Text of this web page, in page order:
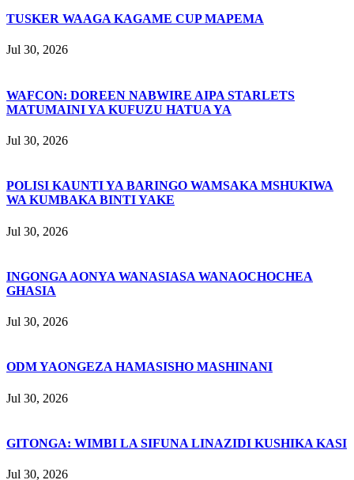
TUSKER WAAGA KAGAME CUP MAPEMA
Jul 30, 2026
WAFCON: DOREEN NABWIRE AIPA STARLETS
MATUMAINI YA KUFUZU HATUA YA
Jul 30, 2026
POLISI KAUNTI YA BARINGO WAMSAKA MSHUKIWA
WA KUMBAKA BINTI YAKE
Jul 30, 2026
INGONGA AONYA WANASIASA WANAOCHOCHEA
GHASIA
Jul 30, 2026
ODM YAONGEZA HAMASISHO MASHINANI
Jul 30, 2026
GITONGA: WIMBI LA SIFUNA LINAZIDI KUSHIKA KASI
Jul 30, 2026